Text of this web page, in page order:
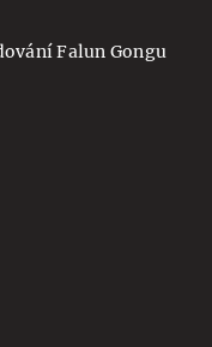
Falun Gongu